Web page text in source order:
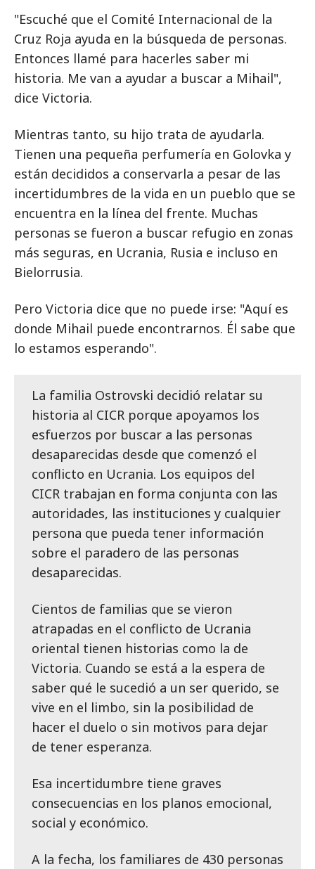
"Escuché que el Comité Internacional de la
Cruz Roja ayuda en la búsqueda de personas.
Entonces llamé para hacerles saber mi
historia. Me van a ayudar a buscar a Mihail",
dice Victoria.
Mientras tanto, su hijo trata de ayudarla.
Tienen una pequeña perfumería en Golovka y
están decididos a conservarla a pesar de las
incertidumbres de la vida en un pueblo que se
encuentra en la línea del frente. Muchas
personas se fueron a buscar refugio en zonas
más seguras, en Ucrania, Rusia e incluso en
Bielorrusia.
Pero Victoria dice que no puede irse: "Aquí es
donde Mihail puede encontrarnos. Él sabe que
lo estamos esperando".
La familia Ostrovski decidió relatar su
historia al CICR porque apoyamos los
esfuerzos por buscar a las personas
desaparecidas desde que comenzó el
conflicto en Ucrania. Los equipos del
CICR trabajan en forma conjunta con las
autoridades, las instituciones y cualquier
persona que pueda tener información
sobre el paradero de las personas
desaparecidas.
Cientos de familias que se vieron
atrapadas en el conflicto de Ucrania
oriental tienen historias como la de
Victoria. Cuando se está a la espera de
saber qué le sucedió a un ser querido, se
vive en el limbo, sin la posibilidad de
hacer el duelo o sin motivos para dejar
de tener esperanza.
Esa incertidumbre tiene graves
consecuencias en los planos emocional,
social y económico.
A la fecha, los familiares de 430 personas